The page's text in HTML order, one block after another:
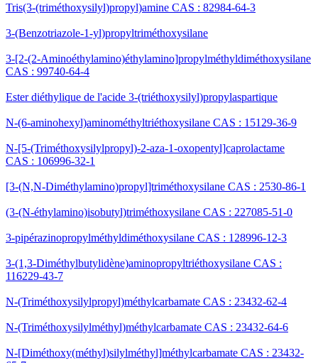
Tris(3-(triméthoxysilyl)propyl)amine CAS : 82984-64-3
3-(Benzotriazole-1-yl)propyltriméthoxysilane
3-[2-(2-Aminoéthylamino)éthylamino]propylméthyldiméthoxysilane
CAS : 99740-64-4
Ester diéthylique de l'acide 3-(triéthoxysilyl)propylaspartique
N-(6-aminohexyl)aminométhyltriéthoxysilane CAS : 15129-36-9
N-[5-(Triméthoxysilylpropyl)-2-aza-1-oxopentyl]caprolactame
CAS : 106996-32-1
[3-(N,N-Diméthylamino)propyl]triméthoxysilane CAS : 2530-86-1
(3-(N-éthylamino)isobutyl)triméthoxysilane CAS : 227085-51-0
3-pipérazinopropylméthyldiméthoxysilane CAS : 128996-12-3
3-(1,3-Diméthylbutylidène)aminopropyltriéthoxysilane CAS :
116229-43-7
N-(Triméthoxysilylpropyl)méthylcarbamate CAS : 23432-62-4
N-(Triméthoxysilylméthyl)méthylcarbamate CAS : 23432-64-6
N-[Diméthoxy(méthyl)silylméthyl]méthylcarbamate CAS : 23432-